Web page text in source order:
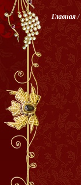
Главная /